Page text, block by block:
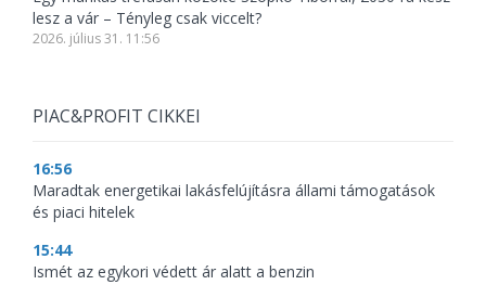
lesz a vár – Tényleg csak viccelt?
2026. július 31. 11:56
PIAC&PROFIT CIKKEI
16:56
Maradtak energetikai lakásfelújításra állami támogatások
és piaci hitelek
15:44
Ismét az egykori védett ár alatt a benzin